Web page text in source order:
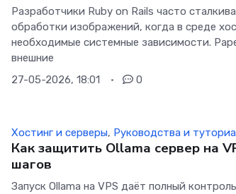
Разработчики Ruby on Rails часто
обработки изображений, когда в среде
необходимые системные зависимости.
внешние
27-05-2026, 18:01
0
Хостинг и серверы, Руководства и
Как защитить Ollama сервер на
шагов
Запуск Ollama на VPS даёт полный